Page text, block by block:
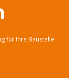
für Ihre Baustelle